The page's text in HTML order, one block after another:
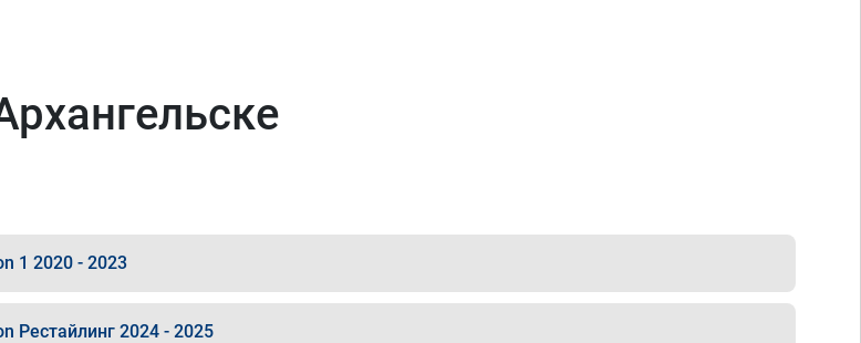
1 2020 - 2023
Рестайлинг 2024 - 2025